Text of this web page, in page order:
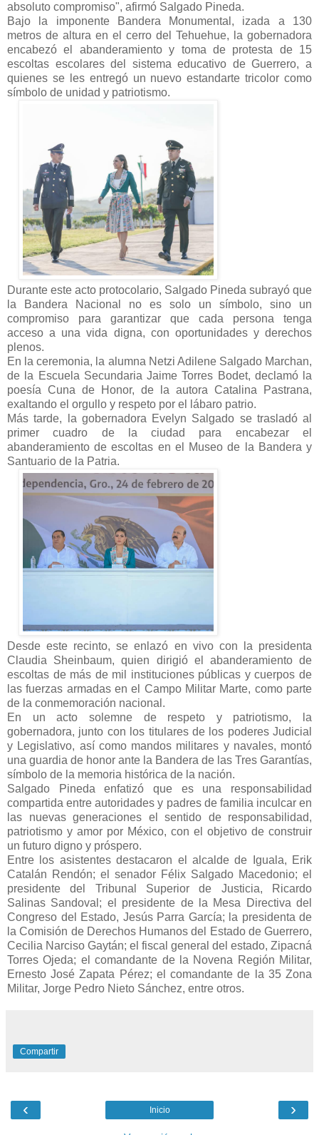
absoluto compromiso", afirmó Salgado Pineda.
Bajo la imponente Bandera Monumental, izada a 130
metros de altura en el cerro del Tehuehue, la gobernadora
encabezó el abanderamiento y toma de protesta de 15
escoltas escolares del sistema educativo de Guerrero, a
quienes se les entregó un nuevo estandarte tricolor como
símbolo de unidad y patriotismo.
Durante este acto protocolario, Salgado Pineda subrayó que
la Bandera Nacional no es solo un símbolo, sino un
compromiso para garantizar que cada persona tenga
acceso a una vida digna, con oportunidades y derechos
plenos.
En la ceremonia, la alumna Netzi Adilene Salgado Marchan,
de la Escuela Secundaria Jaime Torres Bodet, declamó la
poesía Cuna de Honor, de la autora Catalina Pastrana,
exaltando el orgullo y respeto por el lábaro patrio.
Más tarde, la gobernadora Evelyn Salgado se trasladó al
primer cuadro de la ciudad para encabezar el
abanderamiento de escoltas en el Museo de la Bandera y
Santuario de la Patria.
Desde este recinto, se enlazó en vivo con la presidenta
Claudia Sheinbaum, quien dirigió el abanderamiento de
escoltas de más de mil instituciones públicas y cuerpos de
las fuerzas armadas en el Campo Militar Marte, como parte
de la conmemoración nacional.
En un acto solemne de respeto y patriotismo, la
gobernadora, junto con los titulares de los poderes Judicial
y Legislativo, así como mandos militares y navales, montó
una guardia de honor ante la Bandera de las Tres Garantías,
símbolo de la memoria histórica de la nación.
Salgado Pineda enfatizó que es una responsabilidad
compartida entre autoridades y padres de familia inculcar en
las nuevas generaciones el sentido de responsabilidad,
patriotismo y amor por México, con el objetivo de construir
un futuro digno y próspero.
Entre los asistentes destacaron el alcalde de Iguala, Erik
Catalán Rendón; el senador Félix Salgado Macedonio; el
presidente del Tribunal Superior de Justicia, Ricardo
Salinas Sandoval; el presidente de la Mesa Directiva del
Congreso del Estado, Jesús Parra García; la presidenta de
la Comisión de Derechos Humanos del Estado de Guerrero,
Cecilia Narciso Gaytán; el fiscal general del estado, Zipacná
Torres Ojeda; el comandante de la Novena Región Militar,
Ernesto José Zapata Pérez; el comandante de la 35 Zona
Militar, Jorge Pedro Nieto Sánchez, entre otros.
Compartir
‹ ›
Inicio